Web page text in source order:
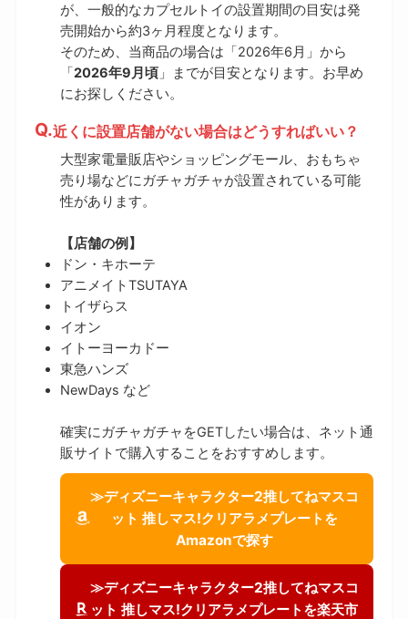
が、一般的なカプセルトイの設置期間の目安は発
売開始から約3ヶ月程度となります。
そのため、当商品の場合は「2026年6月」から
「2026年9月頃」までが目安となります。お早め
にお探しください。
近くに設置店舗がない場合はどうすればいい？
大型家電量販店やショッピングモール、おもちゃ
売り場などにガチャガチャが設置されている可能
性があります。
【店舗の例】
ドン・キホーテ
アニメイトTSUTAYA
トイザらス
イオン
イトーヨーカドー
東急ハンズ
NewDays など
確実にガチャガチャをGETしたい場合は、ネット通
販サイトで購入することをおすすめします。
≫ディズニーキャラクター2推してねマスコ
ット 推しマス!クリアラメプレートを
Amazonで探す
≫ディズニーキャラクター2推してねマスコ
ット 推しマス!クリアラメプレートを楽天市